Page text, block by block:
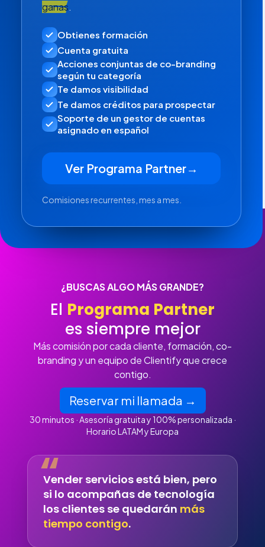
ganas.
Obtienes formación
Cuenta gratuita
Acciones conjuntas de co-branding
según tu categoría
Te damos visibilidad
Te damos créditos para prospectar
Soporte de un gestor de cuentas
asignado en español
Ver Programa Partner→
Comisiones recurrentes, mes a mes.
¿BUSCAS ALGO MÁS GRANDE?
El Programa Partner
es siempre mejor
Más comisión por cada cliente, formación, co-
branding y un equipo de Clientify que crece
contigo.
Reservar mi llamada →
30 minutos · Asesoría gratuita y 100% personalizada ·
Horario LATAM y Europa
Vender servicios está bien, pero
si lo acompañas de tecnología
los clientes se quedarán más
tiempo contigo.